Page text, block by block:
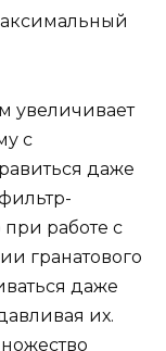
увеличивает
с
даже
работе с
гранатового
даже
их.